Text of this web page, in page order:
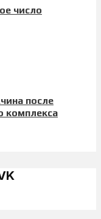
число
после
комплекса